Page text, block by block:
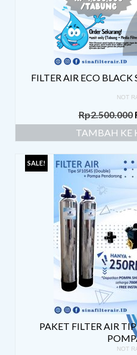
FILTER AIR ECO BLACK
NOT
Rp2.500.000
TAMBAH KE
SALE!
PAKET FILTER AIR
NOT